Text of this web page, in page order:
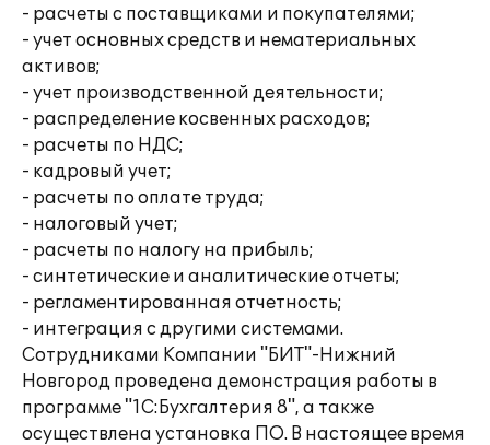
- расчеты с поставщиками и покупателями;
- учет основных средств и нематериальных
активов;
- учет производственной деятельности;
- распределение косвенных расходов;
- расчеты по НДС;
- кадровый учет;
- расчеты по оплате труда;
- налоговый учет;
- расчеты по налогу на прибыль;
- синтетические и аналитические отчеты;
- регламентированная отчетность;
- интеграция с другими системами.
Сотрудниками Компании "БИТ"-Нижний
Новгород проведена демонстрация работы в
программе "1С:Бухгалтерия 8", а также
осуществлена установка ПО. В настоящее время